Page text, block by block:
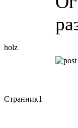
holz
Странник1